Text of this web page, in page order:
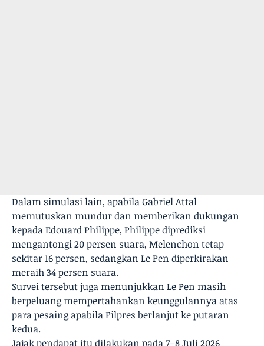
Dalam simulasi lain, apabila Gabriel Attal
memutuskan mundur dan memberikan dukungan
kepada Edouard Philippe, Philippe diprediksi
mengantongi 20 persen suara, Melenchon tetap
sekitar 16 persen, sedangkan Le Pen diperkirakan
meraih 34 persen suara.
Survei tersebut juga menunjukkan Le Pen masih
berpeluang mempertahankan keunggulannya atas
para pesaing apabila Pilpres berlanjut ke putaran
kedua.
Jajak pendapat itu dilakukan pada 7–8 Juli 2026